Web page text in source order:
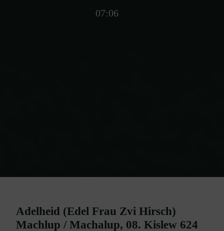
07:06
Adelheid (Edel Frau Zvi Hirsch)
Machlup / Machalup, 08. Kislew 624